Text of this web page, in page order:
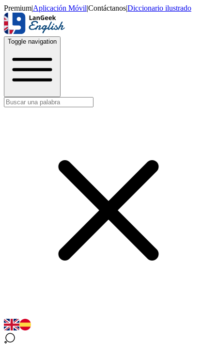
Premium|Aplicación Móvil|Contáctanos|Diccionario ilustrado
Toggle navigation